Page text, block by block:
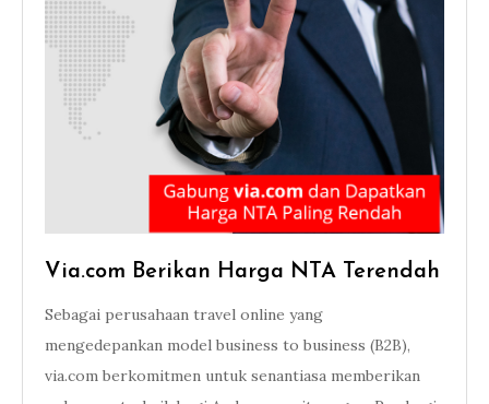
Via.com Berikan Harga NTA Terendah
Sebagai perusahaan travel online yang
mengedepankan model business to business (B2B),
via.com berkomitmen untuk senantiasa memberikan